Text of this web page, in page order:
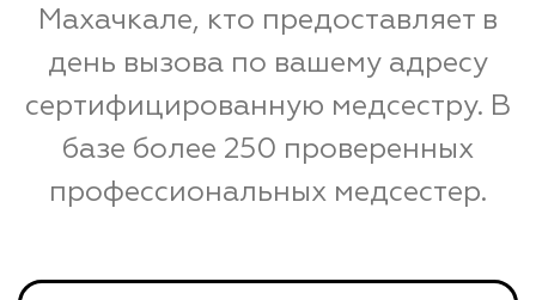
Махачкале, кто предоставляет в
день вызова по вашему адресу
сертифицированную медсестру. В
базе более 250 проверенных
профессиональных медсестер.